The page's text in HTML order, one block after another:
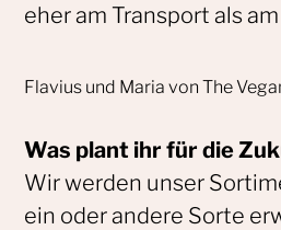
eher am Transport als
Flavius und Maria von The
Was plant ihr für die
Wir werden unser
ein oder andere Sorte